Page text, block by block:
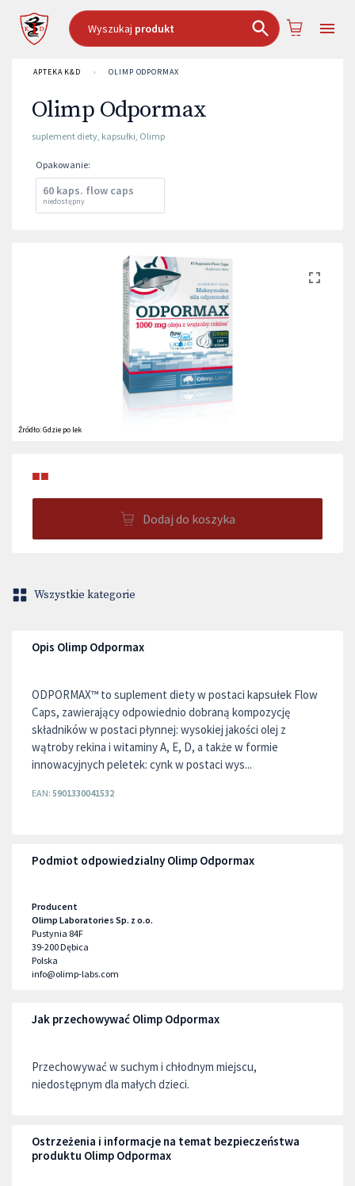
Wyszukaj produkt
APTEKA K&D › OLIMP ODPORMAX
Olimp Odpormax
suplement diety, kapsułki, Olimp
Opakowanie:
60 kaps. flow caps
niedostępny
Źródło:Gdzie po lek
■■
Dodaj do koszyka
Wszystkie kategorie
Opis Olimp Odpormax
ODPORMAX™ to suplement diety w postaci kapsułek Flow
Caps, zawierający odpowiednio dobraną kompozycję
składników w postaci płynnej: wysokiej jakości olej z
wątroby rekina i witaminy A, E, D, a także w formie
innowacyjnych peletek: cynk w postaci wys...
EAN: 5901330041532
Podmiot odpowiedzialny Olimp Odpormax
Producent
Olimp Laboratories Sp. z o.o.
Pustynia 84F
39-200Dębica
Polska
info@olimp-labs.com
Jak przechowywać Olimp Odpormax
Przechowywać w suchym i chłodnym miejscu,
niedostępnym dla małych dzieci.
Ostrzeżenia i informacje na temat bezpieczeństwa
produktu Olimp Odpormax